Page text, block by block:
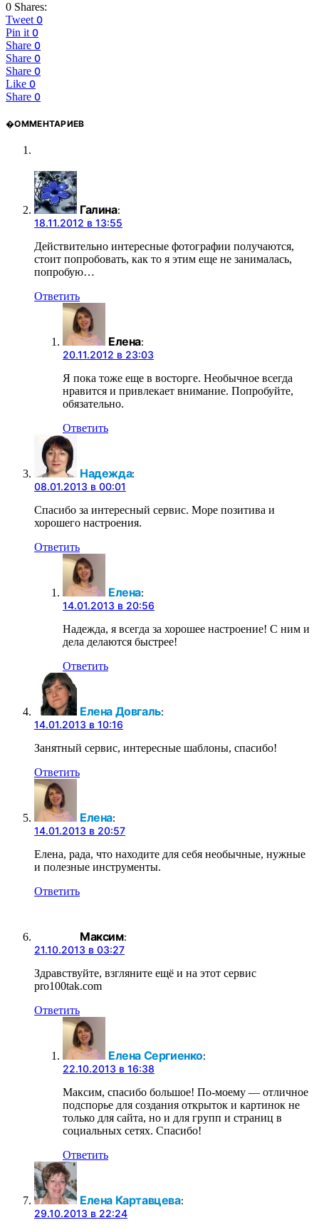
0 Shares:
Tweet 0
Pin it 0
Share 0
Share 0
Share 0
Like 0
Share 0
�ОММЕНТАРИЕВ
Галина:
18.11.2012 в 13:55
Действительно интересные фотографии получаются,
стоит попробовать, как то я этим еще не занималась,
попробую…
Ответить
Елена:
20.11.2012 в 23:03
Я пока тоже еще в восторге. Необычное всегда
нравится и привлекает внимание. Попробуйте,
обязательно.
Ответить
Надежда:
08.01.2013 в 00:01
Спасибо за интересный сервис. Море позитива и
хорошего настроения.
Ответить
Елена:
14.01.2013 в 20:56
Надежда, я всегда за хорошее настроение! С ним и
дела делаются быстрее!
Ответить
Елена Довгаль:
14.01.2013 в 10:16
Занятный сервис, интересные шаблоны, спасибо!
Ответить
Елена:
14.01.2013 в 20:57
Елена, рада, что находите для себя необычные, нужные
и полезные инструменты.
Ответить
Максим:
21.10.2013 в 03:27
Здравствуйте, взгляните ещё и на этот сервис
pro100tak.com
Ответить
Елена Сергиенко:
22.10.2013 в 16:38
Максим, спасибо большое! По-моему — отличное
подспорье для создания открыток и картинок не
только для сайта, но и для групп и страниц в
социальных сетях. Спасибо!
Ответить
Елена Картавцева:
29.10.2013 в 22:24